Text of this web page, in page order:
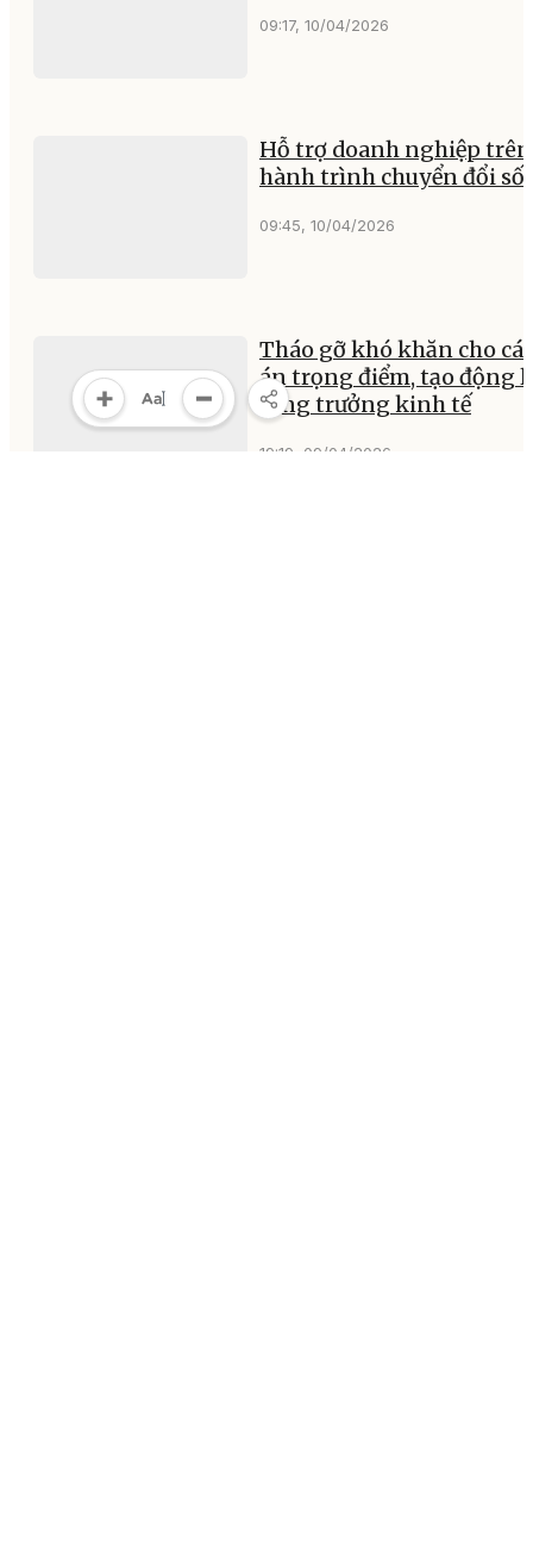
09:17, 10/04/2026
Hỗ trợ doanh nghiệp trên
hành trình chuyển đổi số
09:45, 10/04/2026
Tháo gỡ khó khăn cho
án trọng điểm, tạo động
tăng trưởng kinh tế
19:19, 09/04/2026